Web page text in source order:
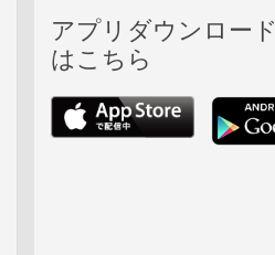
アプリダウンロード
はこちら